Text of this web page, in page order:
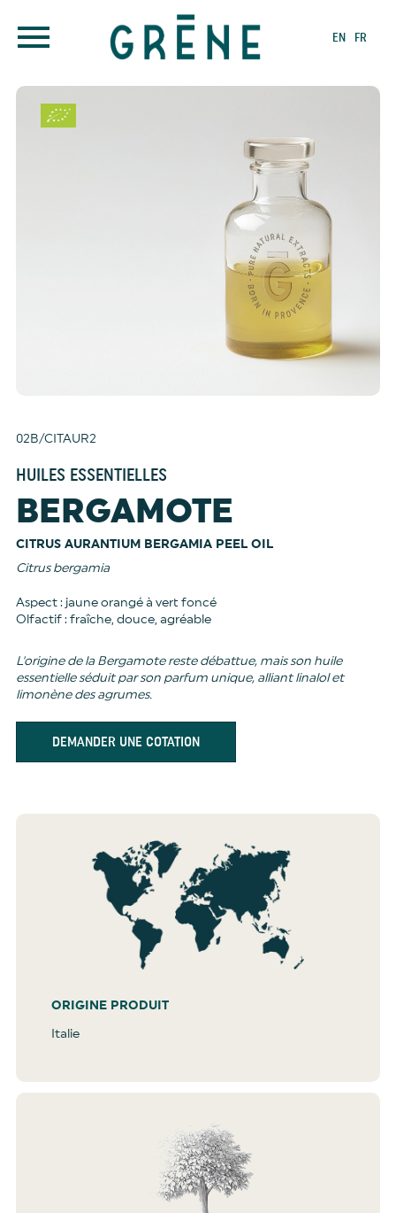
EN FR
02B/CITAUR2
HUILES ESSENTIELLES
BERGAMOTE
CITRUS AURANTIUM BERGAMIA PEEL OIL
Citrus bergamia
Aspect : jaune orangé à vert foncé
Olfactif : fraîche, douce, agréable
L'origine de la Bergamote reste débattue, mais son huile
essentielle séduit par son parfum unique, alliant linalol et
limonène des agrumes.
DEMANDER UNE COTATION
ORIGINE PRODUIT
Italie